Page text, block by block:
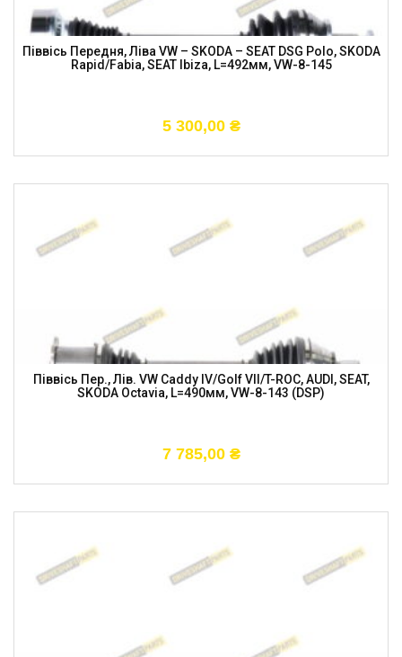
Піввісь Передня, Ліва VW – SKODA – SEAT DSG Polo, SKODA
Rapid/Fabia, SEAT Ibiza, L=492мм, VW-8-145
5 300,00 ₴
Піввісь Пер., Лів. VW Caddy IV/Golf VII/T-ROC, AUDI, SEAT,
SKODA Octavia, L=490мм, VW-8-143 (DSP)
7 785,00 ₴